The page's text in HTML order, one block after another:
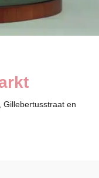
Gillebertusstraat en